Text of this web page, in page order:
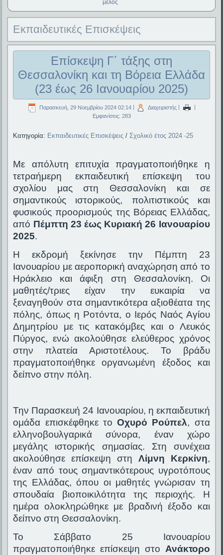
μέλος
Εκπαιδευτικές Επισκέψεις
Επίσκεψη Γ΄ τάξης στη
Θεσσαλονίκη και τη Βόρεια Ελλάδα
(23 έως 26 Ιανουαρίου 2025)
Παρασκευή, 29 Νοεμβρίου 2024 02:14 Διαχειριστής
Εμφανίσεις: 283
Κατηγορία: Εκπαιδευτικές Επισκέψεις /Σχολικό έτος 2024 -25
Με απόλυτη επιτυχία πραγματοποιήθηκε η
τετραήμερη εκπαιδευτική επίσκεψη του
σχολίου μας στη Θεσσαλονίκη και σε
σημαντικούς ιστορικούς, πολιτιστικούς και
φυσικούς προορισμούς της Βόρειας Ελλάδας,
από Πέμπτη 23 έως Κυριακή 26 Ιανουαρίου
2025.
Η εκδρομή ξεκίνησε την Πέμπτη 23
Ιανουαρίου με αεροπορική αναχώρηση από το
Ηράκλειο και άφιξη στη Θεσσαλονίκη. Οι
μαθητές/τριες είχαν την ευκαιρία να
ξεναγηθούν στα σημαντικότερα αξιοθέατα της
πόλης, όπως η Ροτόντα, ο Ιερός Ναός Αγίου
Δημητρίου με τις κατακόμβες και ο Λευκός
Πύργος, ενώ ακολούθησε ελεύθερος χρόνος
στην πλατεία Αριστοτέλους. Το βράδυ
πραγματοποιήθηκε οργανωμένη έξοδος και
δείπνο στην πόλη.
Την Παρασκευή 24 Ιανουαρίου, η εκπαιδευτική
ομάδα επισκέφθηκε τοΟχυρό Ρούπελ, στα
ελληνοβουλγαρικά σύνορα, έναν χώρο
μεγάλης ιστορικής σημασίας. Στη συνέχεια
ακολούθησε επίσκεψη στη Λίμνη Κερκίνη,
έναν από τους σημαντικότερους υγροτόπους
της Ελλάδας, όπου οι μαθητές γνώρισαν τη
σπουδαία βιοποικιλότητα της περιοχής. Η
ημέρα ολοκληρώθηκε με βραδινή έξοδο και
δείπνο στη Θεσσαλονίκη.
Το Σάββατο 25 Ιανουαρίου
πραγματοποιήθηκε επίσκεψη στο Ανάκτορο